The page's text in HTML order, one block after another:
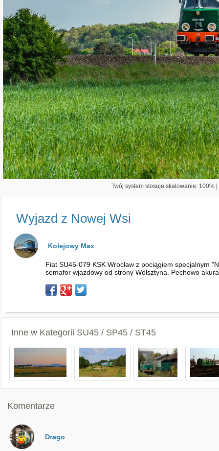
Twój system stosuje skalowanie: 100%
Wyjazd z Nowej Wsi
Kolejowy Max
Fiat SU45-079 KSK Wrocław z pociągiem specjalnym
semafor wjazdowy od strony Wolsztyna. Pechowo
Inne w Kategorii SU45 / SP45 / ST45
Komentarze
Drago